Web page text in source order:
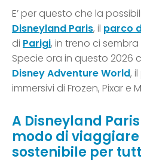
E’ per questo che la
Disneyland Paris, il parco
di Parigi, in treno ci
Specie ora in questo 2026
Disney Adventure World,
immersivi di Frozen, Pixar e
A Disneyland
modo di
sostenibile per